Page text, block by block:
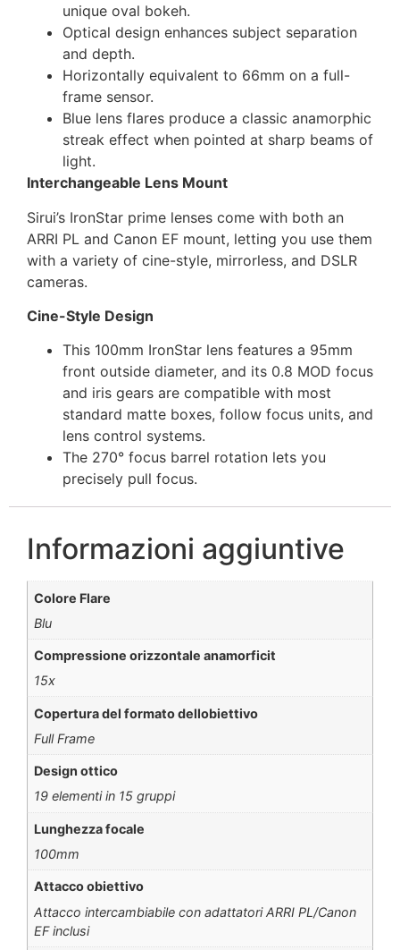
unique oval bokeh.
Optical design enhances subject separation
and depth.
Horizontally equivalent to 66mm on a full-
frame sensor.
Blue lens flares produce a classic anamorphic
streak effect when pointed at sharp beams of
light.
Interchangeable Lens Mount
Sirui’s IronStar prime lenses come with both an
ARRI PL and Canon EF mount, letting you use them
with a variety of cine-style, mirrorless, and DSLR
cameras.
Cine-Style Design
This 100mm IronStar lens features a 95mm
front outside diameter, and its 0.8 MOD focus
and iris gears are compatible with most
standard matte boxes, follow focus units, and
lens control systems.
The 270° focus barrel rotation lets you
precisely pull focus.
Informazioni aggiuntive
Colore Flare
Blu
Compressione orizzontale anamorficit
15x
Copertura del formato dellobiettivo
Full Frame
Design ottico
19 elementi in 15 gruppi
Lunghezza focale
100mm
Attacco obiettivo
Attacco intercambiabile con adattatori ARRI PL/Canon
EF inclusi